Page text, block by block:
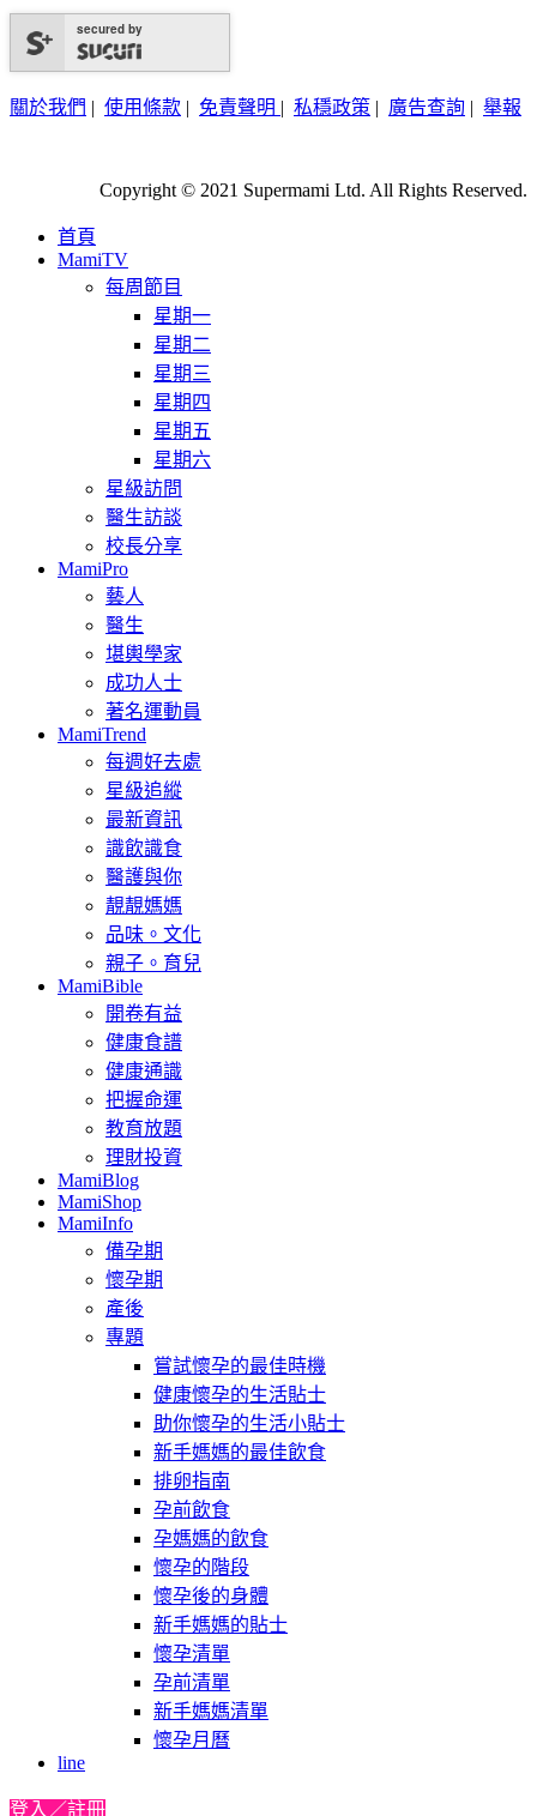
secured by
關於我們 | 使用條款 | 免責聲明 | 私穩政策 | 廣告查詢 | 舉報
Copyright © 2021 Supermami Ltd. All Rights Reserved.
首頁
MamiTV
每周節目
星期一
星期二
星期三
星期四
星期五
星期六
星級訪問
醫生訪談
校長分享
MamiPro
藝人
醫生
堪輿學家
成功人士
著名運動員
MamiTrend
每週好去處
星級追縱
最新資訊
識飲識食
醫護與你
靚靚媽媽
品味。文化
親子。育兒
MamiBible
開卷有益
健康食譜
健康通識
把握命運
教育放題
理財投資
MamiBlog
MamiShop
MamiInfo
備孕期
懷孕期
產後
專題
嘗試懷孕的最佳時機
健康懷孕的生活貼士
助你懷孕的生活小貼士
新手媽媽的最佳飲食
排卵指南
孕前飲食
孕媽媽的飲食
懷孕的階段
懷孕後的身體
新手媽媽的貼士
懷孕清單
孕前清單
新手媽媽清單
懷孕月曆
line
登入／註冊